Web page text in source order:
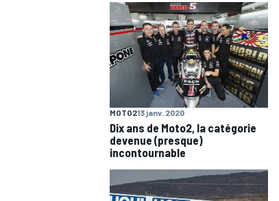
MOTO213 janv. 2020
Dix ans de Moto2, la catégorie
devenue (presque)
incontournable